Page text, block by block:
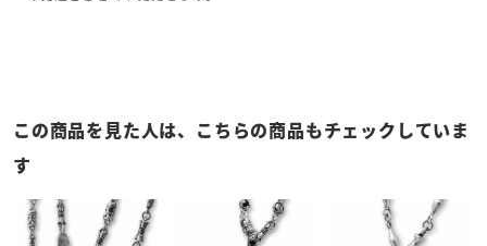
この商品を見た人は、こちらの商品もチェックしていま
す